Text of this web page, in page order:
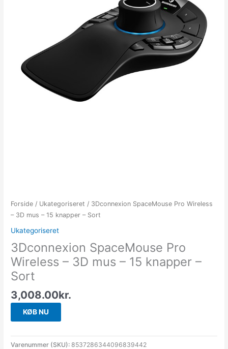
Forside / Ukategoriseret / 3Dconnexion SpaceMouse Pro Wireless
– 3D mus – 15 knapper – Sort
Ukategoriseret
3Dconnexion SpaceMouse Pro
Wireless – 3D mus – 15 knapper –
Sort
3,008.00kr.
KØB NU
Varenummer (SKU):8537286344096839442